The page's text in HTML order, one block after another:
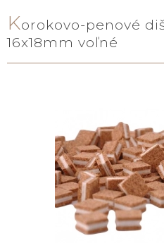
Korokovo-penové
16x18mm voľné